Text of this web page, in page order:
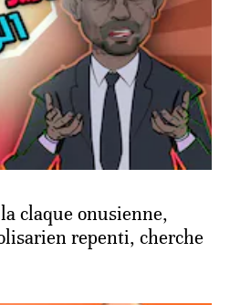
claque onusienne,
repenti, cherche